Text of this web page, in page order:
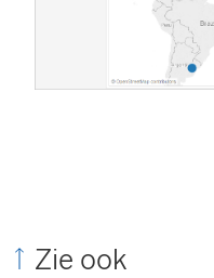
Zie ook